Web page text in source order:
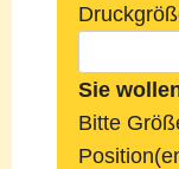
Sie
Bitte